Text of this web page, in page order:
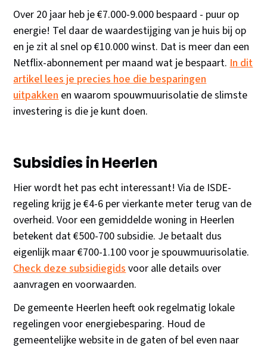
Over 20 jaar heb je €7.000-9.000 bespaard - puur op
energie! Tel daar de waardestijging van je huis bij op
en je zit al snel op €10.000 winst. Dat is meer dan een
Netflix-abonnement per maand wat je bespaart.In dit
artikel lees je precies hoe die besparingen
uitpakkenen waarom spouwmuurisolatie de slimste
investering is die je kunt doen.
Subsidies in Heerlen
Hier wordt het pas echt interessant! Via de ISDE-
regeling krijg je €4-6 per vierkante meter terug van de
overheid. Voor een gemiddelde woning in Heerlen
betekent dat €500-700 subsidie. Je betaalt dus
eigenlijk maar €700-1.100 voor je spouwmuurisolatie.
Check deze subsidiegidsvoor alle details over
aanvragen en voorwaarden.
De gemeente Heerlen heeft ook regelmatig lokale
regelingen voor energiebesparing. Houd de
gemeentelijke website in de gaten of bel even naar